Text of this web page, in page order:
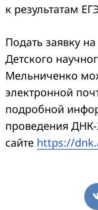
к результатам
Подать заявку
Детского
Мельниченко
электронной
подробной
проведения
сайте https://